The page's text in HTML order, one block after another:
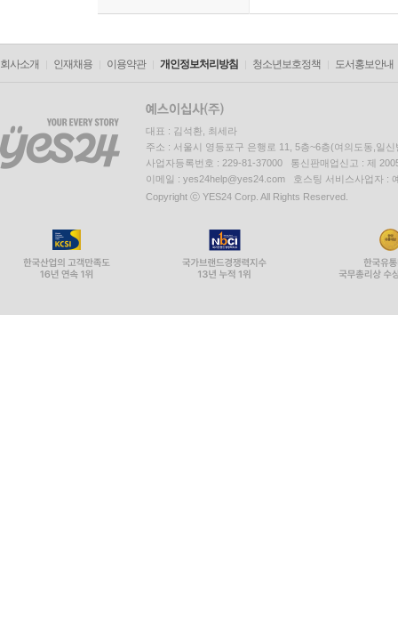
회사소개 인재채용 이용약관 개인정보처리방침 청소년보호정책 도서홍보안내
대표 : 김석환, 최세라
주소 : 서울시 영등포구 은행로 11, 5층~6층(여의도동,일신
사업자등록번호 : 229-81-37000 통신판매업신고 : 제
이메일 : yes24help@yes24.com 호스팅 서비스사업자 :
Copyright ⓒ YES24 Corp. All Rights Reserved.